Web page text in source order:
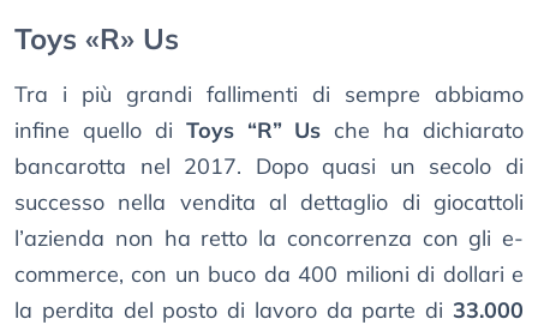
Toys «R» Us
Tra i più grandi fallimenti di sempre abbiamo
infine quello di Toys “R” Us che ha dichiarato
bancarotta nel 2017. Dopo quasi un secolo di
successo nella vendita al dettaglio di giocattoli
l’azienda non ha retto la concorrenza con gli e-
commerce, con un buco da 400 milioni di dollari e
la perdita del posto di lavoro da parte di 33.000